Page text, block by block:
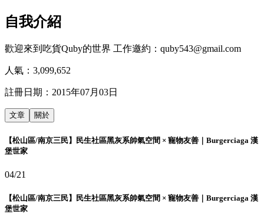
自我介紹
歡迎來到吃貨Quby的世界 工作邀約：quby543@gmail.com
人氣： 3,099,652
註冊日期： 2015年07月03日
文章 關於
【松山區/南京三民】民生社區黑灰系帥氣空間 × 寵物友善｜Burgerciaga 漢
堡世家
04/21
【松山區/南京三民】民生社區黑灰系帥氣空間 × 寵物友善｜Burgerciaga 漢
堡世家